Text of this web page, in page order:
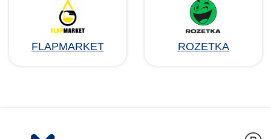
FLAPMARKET ROZETKA